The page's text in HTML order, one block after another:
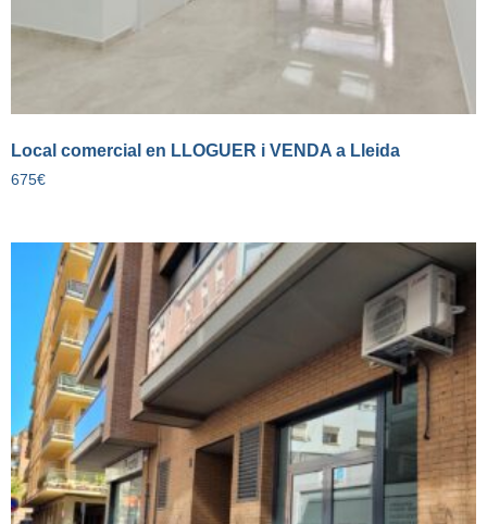
Local comercial en LLOGUER i VENDA a Lleida
675€